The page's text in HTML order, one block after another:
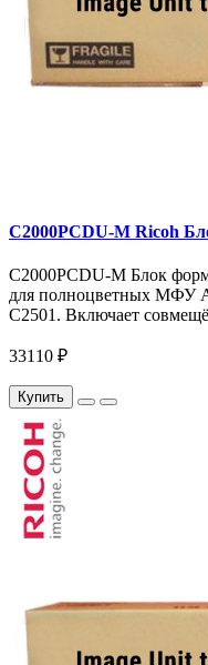
C2000PCDU-M Ricoh
C2000PCDU-M Блок
для полноцветных МФУ
C2501. Включает
33110 ₽
Купить